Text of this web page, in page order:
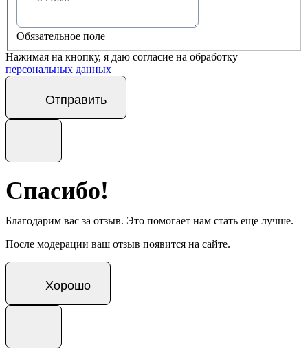
Обязательное поле
Нажимая на кнопку, я даю согласие на обработку
персональных данных
Отправить
Спасибо!
Благодарим вас за отзыв. Это помогает нам стать еще лучше.
После модерации ваш отзыв появится на сайте.
Хорошо